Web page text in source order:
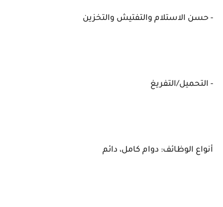
- حسن الاستلام والتفتيش والتخزين
- التحميل/التفريغ
أنواع الوظائف: دوام كامل، دائم